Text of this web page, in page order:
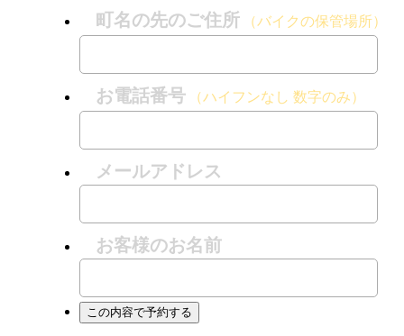
町名の先のご住所 （バイクの保管場所）
お電話番号 （ハイフンなし 数字のみ）
メールアドレス
お客様のお名前